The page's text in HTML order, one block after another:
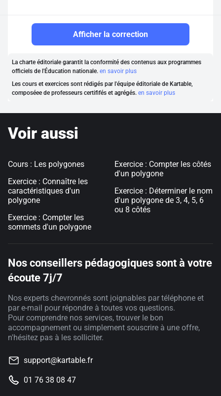
Afficher la correction
La charte éditoriale garantit la conformité des contenus aux programmes
officiels de l'Éducation nationale. en savoir plus
Les cours et exercices sont rédigés par l'équipe éditoriale de Kartable,
composéee de professeurs certififés et agrégés. en savoir plus
Voir aussi
Cours : Les polygones
Exercice : Connaître les
caractéristiques d'un
polygone
Exercice : Compter les
sommets d'un polygone
Exercice : Compter les côtés
d'un polygone
Exercice : Déterminer le nom
d'un polygone de 3, 4, 5, 6
ou 8 côtés
Nos conseillers pédagogiques sont à votre
écoute 7j/7
Nos experts chevronnés sont joignables par téléphone et
par e-mail pour répondre à toutes vos questions.
Pour comprendre nos services, trouver le bon
accompagnement ou simplement souscrire à une offre,
n'hésitez pas à les solliciter.
support@kartable.fr
01 76 38 08 47